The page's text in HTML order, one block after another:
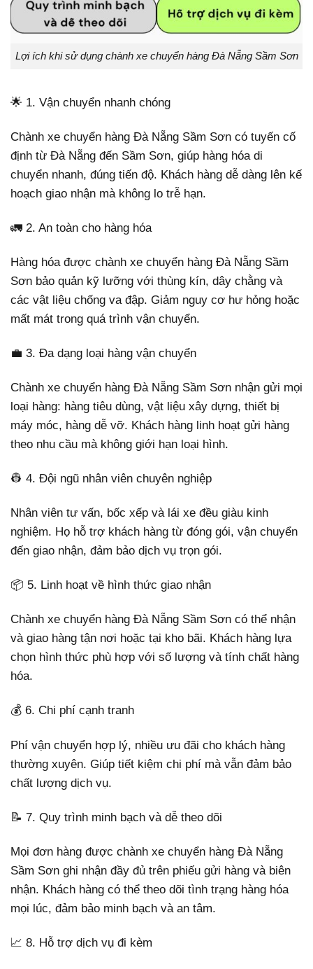
Lợi ích khi sử dụng chành xe chuyển hàng Đà Nẵng Sầm Sơn
🌟 1. Vận chuyển nhanh chóng
Chành xe chuyển hàng Đà Nẵng Sầm Sơn có tuyến cố
định từ Đà Nẵng đến Sầm Sơn, giúp hàng hóa di
chuyển nhanh, đúng tiến độ. Khách hàng dễ dàng lên kế
hoạch giao nhận mà không lo trễ hạn.
🚛 2. An toàn cho hàng hóa
Hàng hóa được chành xe chuyển hàng Đà Nẵng Sầm
Sơn bảo quản kỹ lưỡng với thùng kín, dây chằng và
các vật liệu chống va đập. Giảm nguy cơ hư hỏng hoặc
mất mát trong quá trình vận chuyển.
💼 3. Đa dạng loại hàng vận chuyển
Chành xe chuyển hàng Đà Nẵng Sầm Sơn nhận gửi mọi
loại hàng: hàng tiêu dùng, vật liệu xây dựng, thiết bị
máy móc, hàng dễ vỡ. Khách hàng linh hoạt gửi hàng
theo nhu cầu mà không giới hạn loại hình.
👷 4. Đội ngũ nhân viên chuyên nghiệp
Nhân viên tư vấn, bốc xếp và lái xe đều giàu kinh
nghiệm. Họ hỗ trợ khách hàng từ đóng gói, vận chuyển
đến giao nhận, đảm bảo dịch vụ trọn gói.
📦 5. Linh hoạt về hình thức giao nhận
Chành xe chuyển hàng Đà Nẵng Sầm Sơn có thể nhận
và giao hàng tận nơi hoặc tại kho bãi. Khách hàng lựa
chọn hình thức phù hợp với số lượng và tính chất hàng
hóa.
💰 6. Chi phí cạnh tranh
Phí vận chuyển hợp lý, nhiều ưu đãi cho khách hàng
thường xuyên. Giúp tiết kiệm chi phí mà vẫn đảm bảo
chất lượng dịch vụ.
📝 7. Quy trình minh bạch và dễ theo dõi
Mọi đơn hàng được chành xe chuyển hàng Đà Nẵng
Sầm Sơn ghi nhận đầy đủ trên phiếu gửi hàng và biên
nhận. Khách hàng có thể theo dõi tình trạng hàng hóa
mọi lúc, đảm bảo minh bạch và an tâm.
📈 8. Hỗ trợ dịch vụ đi kèm